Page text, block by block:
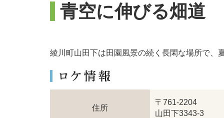
青空に伸びる畑道
綾川町山田下は田園風景の続く長閑な場所で、
住所
〒761-2204
山田下3343-3